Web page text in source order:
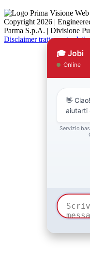
Copyright 2026 |
Parma S.p.A. | Divisione
Disclaimer trattamento dati